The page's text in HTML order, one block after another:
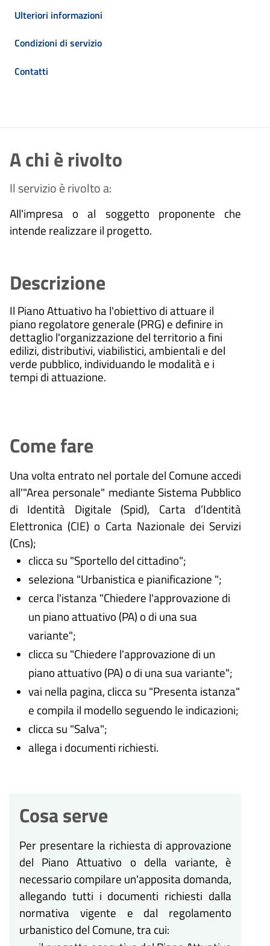
Ulteriori informazioni
Condizioni di servizio
Contatti
A chi è rivolto
Il servizio è rivolto a:
All'impresa o al soggetto proponente che
intende realizzare il progetto.
Descrizione
Il Piano Attuativo ha l'obiettivo di attuare il
piano regolatore generale (PRG) e definire in
dettaglio l'organizzazione del territorio a fini
edilizi, distributivi, viabilistici, ambientali e del
verde pubblico, individuando le modalità e i
tempi di attuazione.
Come fare
Una volta entrato nel portale del Comune accedi
all'"Area personale" mediante Sistema Pubblico
di Identità Digitale (Spid), Carta d’Identità
Elettronica (CIE) o Carta Nazionale dei Servizi
(Cns);
clicca su "Sportello del cittadino";
seleziona "Urbanistica e pianificazione ";
cerca l'istanza "Chiedere l'approvazione di
un piano attuativo (PA) o di una sua
variante";
clicca su "Chiedere l'approvazione di un
piano attuativo (PA) o di una sua variante";
vai nella pagina, clicca su "Presenta istanza"
e compila il modello seguendo le indicazioni;
clicca su "Salva";
allega i documenti richiesti.
Cosa serve
Per presentare la richiesta di approvazione
del Piano Attuativo o della variante, è
necessario compilare un'apposita domanda,
allegando tutti i documenti richiesti dalla
normativa vigente e dal regolamento
urbanistico del Comune, tra cui: